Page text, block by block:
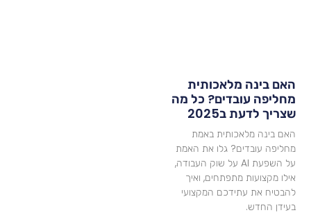
בינה מלאכותית
עובדים? כל מה
לדעת ב2025
בינה מלאכותית באמת
עובדים? גלו את האמת
על השפעת AI על שוק העבודה,
מקצועות מתפתחים, ואיך
את עתידכם המקצועי
החדש.